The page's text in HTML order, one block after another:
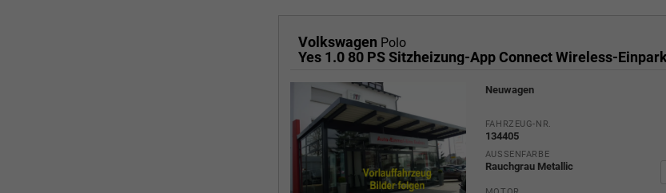
Volkswagen Polo
Neuwagen
FAHRZEUG-NR.
134405
AUSSENFARBE
Rauchgrau Metallic